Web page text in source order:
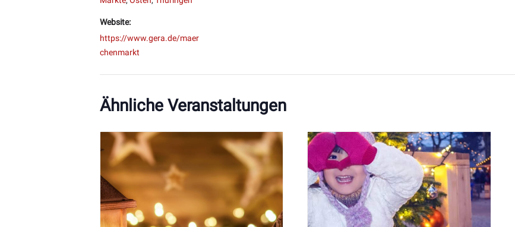
Website:
https://www.gera.de/maer
chenmarkt
Ähnliche Veranstaltungen